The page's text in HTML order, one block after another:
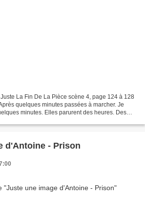
La Fin De La Pièce scène 4, page 124 à 128
quelques minutes passées à marcher. Je
minutes. Elles parurent des heures. Des
d'Antoine - Prison